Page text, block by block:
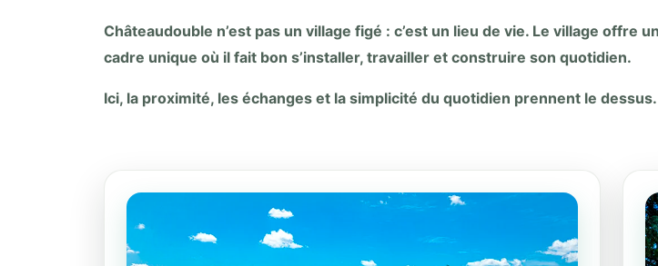
Châteaudouble n’est pas un village figé : c’est un lieu de vie. Le village offre un
cadre unique où il fait bon s’installer, travailler et construire son quotidien.
Ici, la proximité, les échanges et la simplicité du quotidien prennent le dessus.